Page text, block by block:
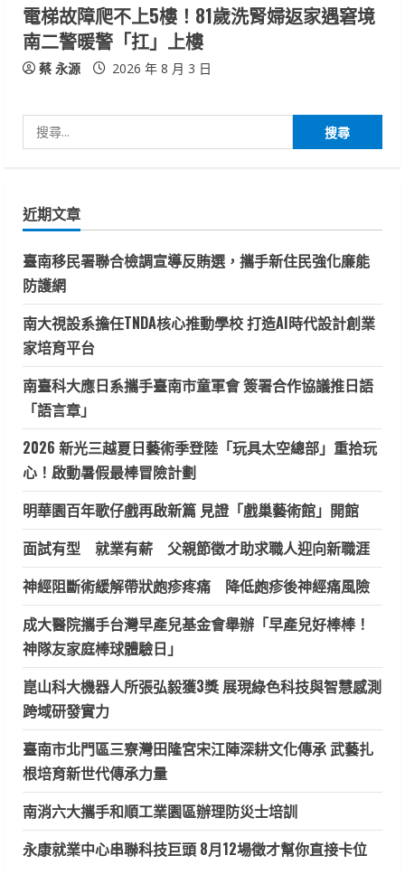
電梯故障爬不上5樓！81歲洗腎婦返家遇窘境
南二警暖警「扛」上樓
蔡 永源 2026 年 8 月 3 日
尋
字:
近期文章
臺南移民署聯合檢調宣導反賄選，攜手新住民強化廉能
防護網
南大視設系擔任TNDA核心推動學校 打造AI時代設計創業
家培育平台
南臺科大應日系攜手臺南市童軍會 簽署合作協議推日語
「語言章」
2026 新光三越夏日藝術季登陸「玩具太空總部」重拾玩
心！啟動暑假最棒冒險計劃
明華園百年歌仔戲再啟新篇 見證「戲巢藝術館」開館
面試有型 就業有薪 父親節徵才助求職人迎向新職涯
神經阻斷術緩解帶狀皰疹疼痛 降低皰疹後神經痛風險
成大醫院攜手台灣早產兒基金會舉辦「早產兒好棒棒！
神隊友家庭棒球體驗日」
崑山科大機器人所張弘毅獲3獎 展現綠色科技與智慧感測
跨域研發實力
臺南市北門區三寮灣田隆宮宋江陣深耕文化傳承 武藝扎
根培育新世代傳承力量
南消六大攜手和順工業園區辦理防災士培訓
永康就業中心串聯科技巨頭 8月12場徵才幫你直接卡位